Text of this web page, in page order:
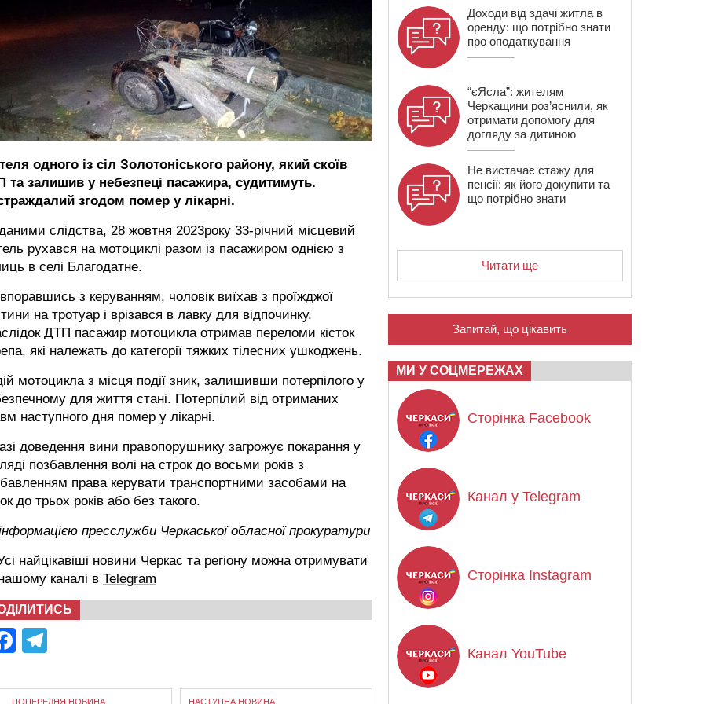
одного із сіл Золотоніського району, який скоїв
та залишив у небезпеці пасажира, судитимуть.
згодом помер у лікарні.
слідства, 28 жовтня 2023року 33-річний місцевий
рухався на мотоциклі разом із пасажиром однією з
в селі Благодатне.
з керуванням, чоловік виїхав з проїжджої
на тротуар і врізався в лавку для відпочинку.
ДТП пасажир мотоцикла отримав переломи кісток
які належать до категорії тяжких тілесних ушкоджень.
мотоцикла з місця події зник, залишивши потерпілого у
для життя стані. Потерпілий від отриманих
наступного дня помер у лікарні.
доведення вини правопорушнику загрожує покарання у
позбавлення волі на строк до восьми років з
права керувати транспортними засобами на
до трьох років або без такого.
пресслужби Черкаської обласної прокуратури
найцікавіші новини Черкас та регіону можна отримувати
каналі в Telegram
Facebook
ПОПЕРЕДНЯ НОВИНА НАСТУПНА НОВИНА
Доходи від здачі житла в
оренду: що потрібно знати
про оподаткування
“єЯсла”: жителям
Черкащини роз’яснили, як
отримати допомогу для
догляду за дитиною
Не вистачає стажу для
пенсії: як його докупити та
що потрібно знати
Читати ще
Запитай, що цікавить
МИ У СОЦМЕРЕЖАХ
Сторінка Facebook
Канал у Telegram
Сторінка Instagram
Канал YouTube